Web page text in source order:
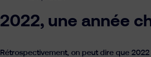
2022, une année
Rétrospectivement, on peut dire que